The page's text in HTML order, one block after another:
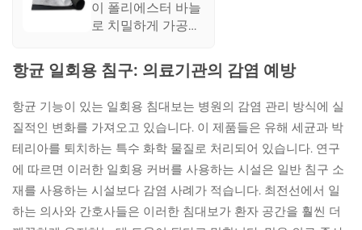
직물/조직/조직/필
트
이 폴리에스터 바늘
로 치밀하게 가공된
와 유연성이 있어
다양한 산업 용도에
환경적이고 내구성
있는 특성은 자동차,
필터, 단열재 용도로
선호되며, 까다로운
환경 조건에서도 요
구 사항을 충족할
수 있음을 보여줍니
항균 일회용 침구: 의료기관의 감염 예방
항균 기능이 있는 일회용 침대보는 병원의 감염 관리 방식에 실
질적인 변화를 가져오고 있습니다. 이 제품들은 유해 세균과 박
테리아를 퇴치하는 특수 화학 물질로 처리되어 있습니다. 연구
에 따르면 이러한 일회용 커버를 사용하는 시설은 일반 침구 소
재를 사용하는 시설보다 감염 사례가 적습니다. 최전선에서 일
하는 의사와 간호사들은 이러한 침대보가 환자 공간을 훨씬 더